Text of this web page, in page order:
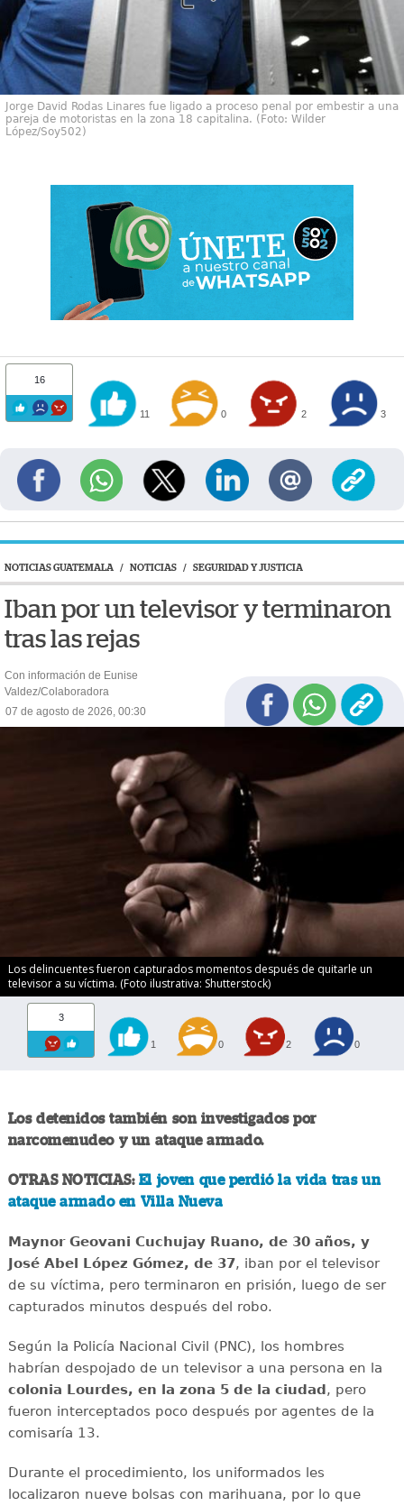
Jorge David Rodas Linares fue ligado a proceso penal por embestir a una
pareja de motoristas en la zona 18 capitalina. (Foto: Wilder
López/Soy502)
16
11 0 2 3
NOTICIAS GUATEMALA / NOTICIAS / SEGURIDAD Y JUSTICIA
Iban por un televisor y terminaron
tras las rejas
Con información de Eunise
Valdez/Colaboradora
07 de agosto de 2026, 00:30
Los delincuentes fueron capturados momentos después de quitarle un
televisor a su víctima. (Foto ilustrativa: Shutterstock)
3
1 0 2 0
Los detenidos también son investigados por
narcomenudeo y un ataque armado.
OTRAS NOTICIAS: El joven que perdió la vida tras un
ataque armado en Villa Nueva
Maynor Geovani Cuchujay Ruano, de 30 años, y
José Abel López Gómez, de 37, iban por el televisor
de su víctima, pero terminaron en prisión, luego de ser
capturados minutos después del robo.
Según la Policía Nacional Civil (PNC), los hombres
habrían despojado de un televisor a una persona en la
colonia Lourdes, en la zona 5 de la ciudad , pero
fueron interceptados poco después por agentes de la
comisaría 13.
Durante el procedimiento, los uniformados les
localizaron nueve bolsas con marihuana, por lo que